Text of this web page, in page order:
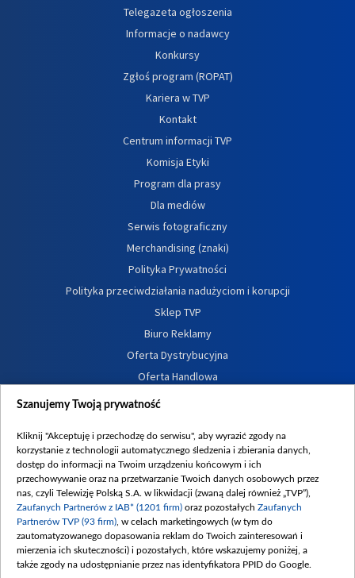
Telegazeta ogłoszenia
Informacje o nadawcy
Konkursy
Zgłoś program (ROPAT)
Kariera w TVP
Kontakt
Centrum informacji TVP
Komisja Etyki
Program dla prasy
Dla mediów
Serwis fotograficzny
Merchandising (znaki)
Polityka Prywatności
Polityka przeciwdziałania nadużyciom i korupcji
Sklep TVP
Biuro Reklamy
Oferta Dystrybucyjna
Oferta Handlowa
Dostępność
Procedura zgłoszeń wewnętrznych
Szanujemy Twoją prywatność
Kliknij "Akceptuję i przechodzę do serwisu", aby wyrazić zgody na
korzystanie z technologii automatycznego śledzenia i zbierania danych,
dostęp do informacji na Twoim urządzeniu końcowym i ich
przechowywanie oraz na przetwarzanie Twoich danych osobowych przez
nas, czyli Telewizję Polską S.A. w likwidacji (zwaną dalej również „TVP”),
Zaufanych Partnerów z IAB* (1201 firm) oraz pozostałych Zaufanych
Partnerów TVP (93 firm) , w celach marketingowych (w tym do
zautomatyzowanego dopasowania reklam do Twoich zainteresowań i
mierzenia ich skuteczności) i pozostałych, które wskazujemy poniżej, a
także zgody na udostępnianie przez nas identyfikatora PPID do Google.